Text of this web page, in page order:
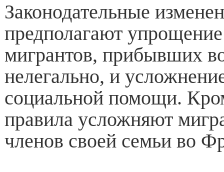
Законодательные
предполагают
мигрантов, прибывших
нелегально, и
социальной помощи.
правила усложняют
членов своей семьи во